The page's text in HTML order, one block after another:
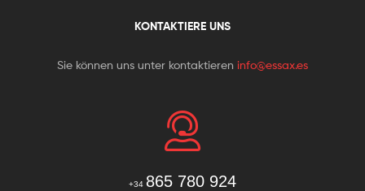
KONTAKTIERE UNS
Sie können uns unter kontaktieren info@essax.es
+34 865 780 924